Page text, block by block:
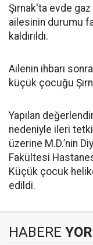
Şırnak'ta evde gaz
ailesinin durumu
kaldırıldı.
Ailenin ihbarı
küçük çocuğu
Yapılan
nedeniyle ileri
üzerine M.D.’nin
Fakültesi
Küçük çocuk
edildi.
HABERE